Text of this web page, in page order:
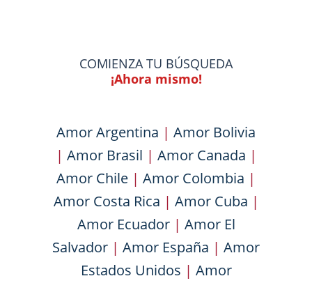
COMIENZA TU BÚSQUEDA
¡Ahora mismo!
Amor Argentina | Amor Bolivia
| Amor Brasil | Amor Canada |
Amor Chile | Amor Colombia |
Amor Costa Rica | Amor Cuba |
Amor Ecuador| Amor El
Salvador | Amor España | Amor
Estados Unidos | Amor